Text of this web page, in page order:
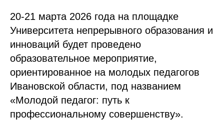
20-21 марта 2026 года на площадке
Университета непрерывного образования и
инноваций будет проведено
образовательное мероприятие,
ориентированное на молодых педагогов
Ивановской области, под названием
«Молодой педагог: путь к
профессиональному совершенству».